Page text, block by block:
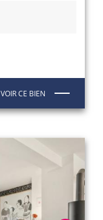
VOIR CE BIEN